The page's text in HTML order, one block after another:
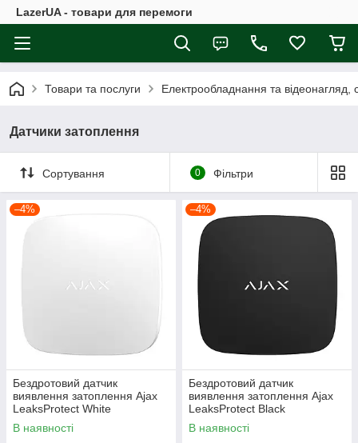
LazerUA - товари для перемоги
Товари та послуги Електрообладнання та відеонагляд,
Датчики затоплення
Сортування 0 Фільтри
–4%
Бездротовий датчик
виявлення затоплення Ajax
LeaksProtect White
(38255.08.WH1)
В наявності
–4%
Бездротовий датчик
виявлення затоплення Ajax
LeaksProtect Black
(38254.08.BL1)
В наявності